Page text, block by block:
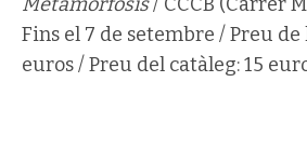
Fins el 7 de setembre / Preu de
euros / Preu del catàleg: 15